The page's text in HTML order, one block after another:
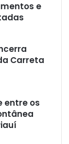
e
Carreta
entre os